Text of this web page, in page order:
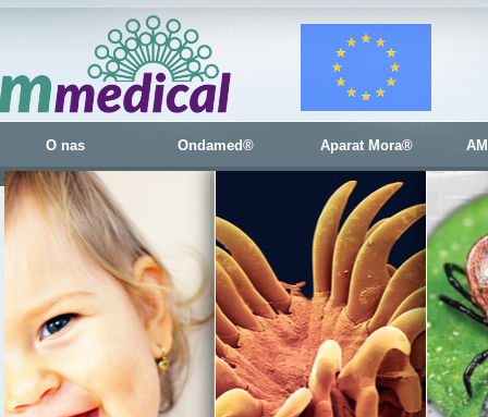
O nas Ondamed® Aparat Mora®